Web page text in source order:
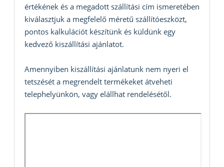
értékének és a megadott szállítási cím ismeretében
kiválasztjuk a megfelelő méretű szállítóeszközt,
pontos kalkulációt készítünk és küldünk egy
kedvező kiszállítási ajánlatot.
Amennyiben kiszállítási ajánlatunk nem nyeri el
tetszését a megrendelt termékeket átveheti
telephelyünkön, vagy elállhat rendelésétől.